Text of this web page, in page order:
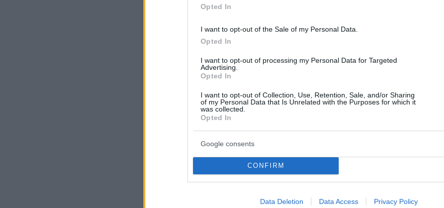
Opted In
I want to opt-out of the Sale of my Personal Data.
Opted In
I want to opt-out of processing my Personal Data for Targeted
Advertising.
Opted In
I want to opt-out of Collection, Use, Retention, Sale, and/or Sharing
of my Personal Data that Is Unrelated with the Purposes for which it
was collected.
Opted In
Google consents
CONFIRM
Data Deletion Data Access Privacy Policy
την έφερνε ξανά στο +7 απ' τη Ρεάλ Μαδρίτης και θα της
χάριζε τον τίτλο.